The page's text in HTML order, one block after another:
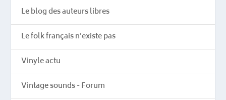
Le blog des auteurs libres
Le folk français n'existe pas
Vinyle actu
Vintage sounds - Forum